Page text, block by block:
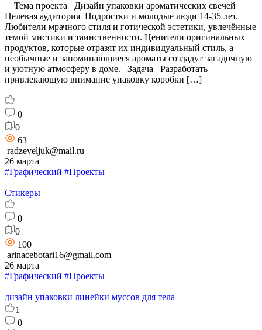
Тема проекта Дизайн упаковки ароматических свечей
Целевая аудитория Подростки и молодые люди 14-35 лет.
Любители мрачного стиля и готической эстетики, увлечённые
темой мистики и таинственности. Ценители оригинальных
продуктов, которые отразят их индивидуальный стиль, а
необычные и запоминающиеся ароматы создадут загадочную
и уютную атмосферу в доме. Задача Разработать
привлекающую внимание упаковку коробки […]
0
0
63
radzeveljuk@mail.ru
26 марта
#Графический #Проекты
Стикеры
0
0
100
arinacebotari16@gmail.com
26 марта
#Графический #Проекты
дизайн упаковки линейки муссов для тела
1
0